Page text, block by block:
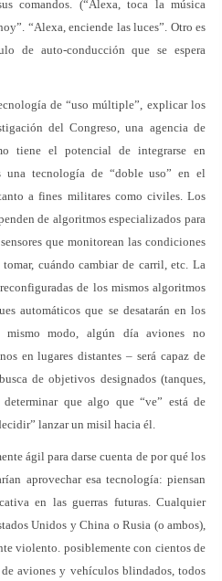
comandos. (“Alexa, toca la música
“Alexa, enciende las luces”. Otro es
de auto-conducción que se espera
de “uso múltiple”, explicar los
del Congreso, una agencia de
tiene el potencial de integrarse en
una tecnología de “doble uso” en el
a fines militares como civiles. Los
de algoritmos especializados para
que monitorean las condiciones
cuándo cambiar de carril, etc. La
de los mismos algoritmos
automáticos que se desatarán en los
modo, algún día aviones no
en lugares distantes – será capaz de
de objetivos designados (tanques,
determinar que algo que “ve” está de
lanzar un misil hacia él.
ágil para darse cuenta de por qué los
aprovechar esa tecnología: piensan
en las guerras futuras. Cualquier
Unidos y China o Rusia (o ambos),
violento. posiblemente con cientos de
aviones y vehículos blindados, todos